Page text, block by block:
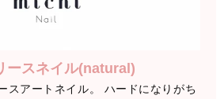
ースネイル(natural)
スアートネイル。 ハードになりがち